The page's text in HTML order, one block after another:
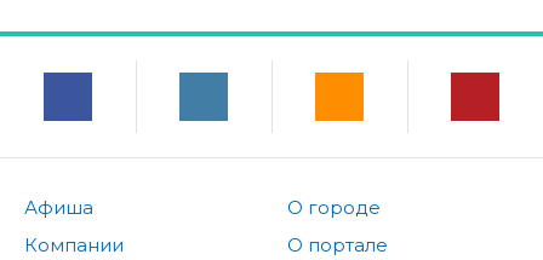
Афиша
Компании
О городе
О портале